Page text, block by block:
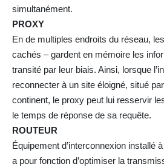
simultanément.
PROXY
En de multiples endroits du réseau,
cachés – gardent en mémoire les
transité par leur biais. Ainsi, lorsque
reconnecter à un site éloigné, situé
continent, le proxy peut lui resservir
le temps de réponse de sa requête.
ROUTEUR
Équipement d’interconnexion installé
a pour fonction d’optimiser la